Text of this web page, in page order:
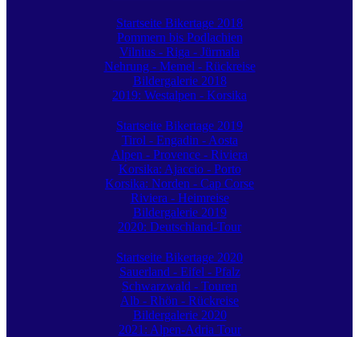
Startseite Bikertage 2018
Pommern bis Podlachien
Vilnius - Riga - Jürmala
Nehrung - Memel - Rückreise
Bildergalerie 2018
2019: Westalpen - Korsika
Startseite Bikertage 2019
Tirol - Engadin - Aosta
Alpen - Provence - Riviera
Korsika: Ajaccio - Porto
Korsika: Norden - Cap Corse
Riviera - Heimreise
Bildergalerie 2019
2020: Deutschland-Tour
Startseite Bikertage 2020
Sauerland - Eifel - Pfalz
Schwarzwald - Touren
Alb - Rhön - Rückreise
Bildergalerie 2020
2021: Alpen-Adria Tour